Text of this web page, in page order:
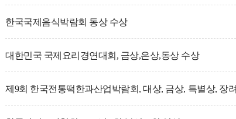
한국국제음식박람회 동상 수상
대한민국 국제요리경연대회, 금상,은상,동상 수상
제9회 한국전통떡한과산업박람회, 대상, 금상, 특별상, 장